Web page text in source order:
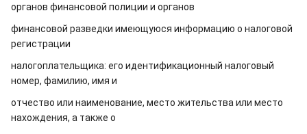
органов финансовой полиции и органов
финансовой разведки имеющуюся информацию о налоговой
регистрации
налогоплательщика: его идентификационный налоговый
номер, фамилию, имя и
отчество или наименование, место жительства или место
нахождения, а также о